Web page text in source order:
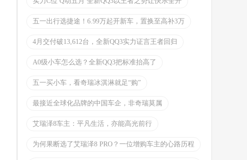
五一出行选捷途！6.99万起开新车，置换至高补3万
4月交付破13,612台，全新QQ3实力证言王者回归
A0级小车怎么选？全新QQ3把标准抬高了
五一买小车，看奇瑞冰淇淋就足“购”
最接近全球化品牌的中国车企，非奇瑞莫属
艾瑞泽8车主：平凡生活，亦能高光前行
为何果断选了艾瑞泽8 PRO？一位增购车主的心路历程